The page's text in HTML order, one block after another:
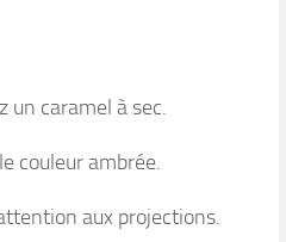
un caramel à sec.
couleur ambrée.
aux projections.